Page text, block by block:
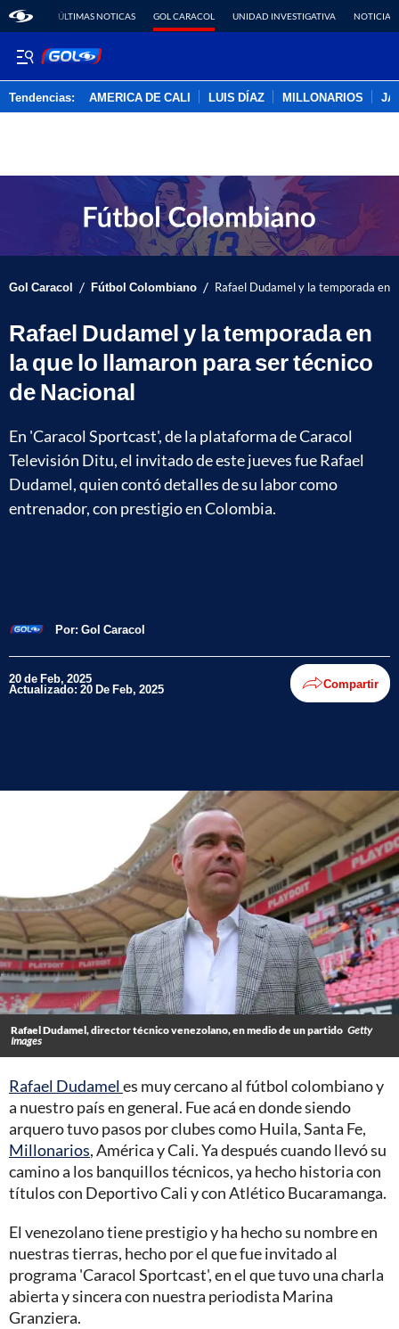
ÚLTIMAS NOTICAS GOL CARACOL UNIDAD INVESTIGATIVA NOTICIAS
Tendencias: AMERICA DE CALI LUIS DÍAZ MILLONARIOS
Gol Caracol / Fútbol Colombiano / Rafael Dudamel y la temporada en
Rafael Dudamel y la temporada en
la que lo llamaron para ser técnico
de Nacional
En 'Caracol Sportcast', de la plataforma de Caracol
Televisión Ditu, el invitado de este jueves fue Rafael
Dudamel, quien contó detalles de su labor como
entrenador, con prestigio en Colombia.
Por: Gol Caracol
20 de Feb, 2025
Actualizado: 20 De Feb, 2025 Compartir
Rafael Dudamel, director técnico venezolano, en medio de un partido Getty
Images
Rafael Dudameles muy cercano al fútbol colombiano y
a nuestro país en general. Fue acá en donde siendo
arquero tuvo pasos por clubes como Huila, Santa Fe,
Millonarios, América y Cali. Ya después cuando llevó su
camino a los banquillos técnicos, ya hecho historia con
títulos con Deportivo Cali y con Atlético Bucaramanga.
El venezolano tiene prestigio y ha hecho su nombre en
nuestras tierras, hecho por el que fue invitado al
programa 'Caracol Sportcast', en el que tuvo una charla
abierta y sincera con nuestra periodista Marina
Granziera.